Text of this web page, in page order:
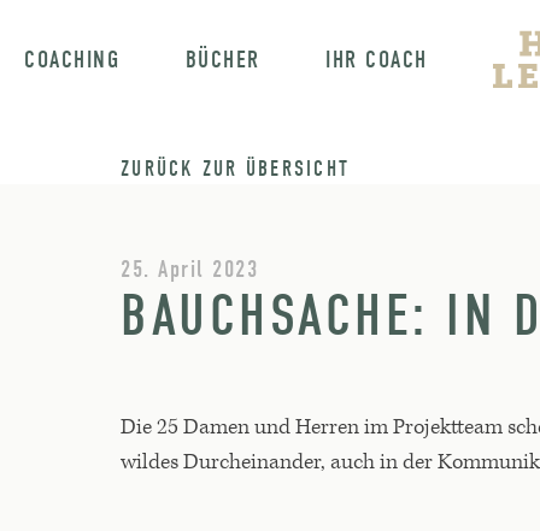
COACHING BÜCHER IHR COACH
ZURÜCK ZUR ÜBERSICHT
25. April 2023
BAUCHSACHE: IN
Die 25 Damen und Herren im Projektteam
wildes Durcheinander, auch in der